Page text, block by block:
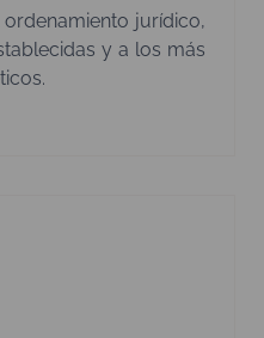
jurídico,
y a los más